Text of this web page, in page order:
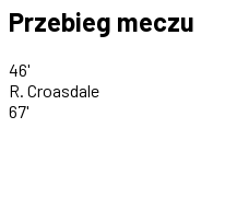
Przebieg meczu
46'
R. Croasdale
67'